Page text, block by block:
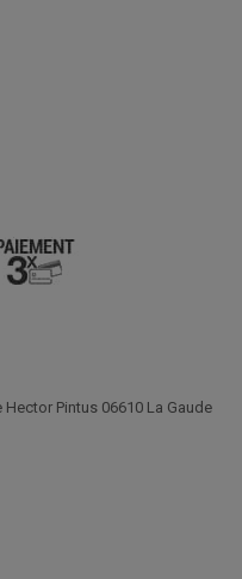
Pintus 06610 La Gaude